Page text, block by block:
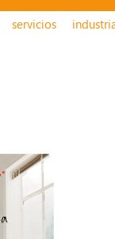
servicios